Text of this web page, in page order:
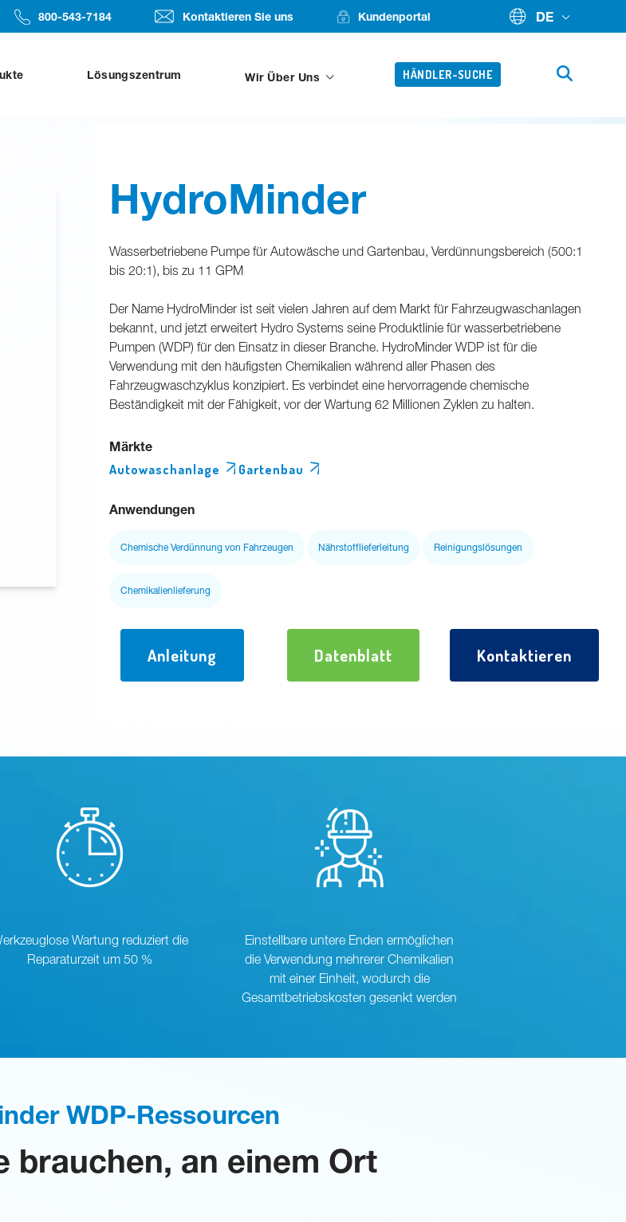
​​​​800-543-7184 Kontaktieren Sie uns Kundenportal DE
Lösungszentrum Wir Über Uns HÄNDLER-SUCHE
HydroMinder
Wasserbetriebene Pumpe für Autowäsche und Gartenbau, Verdünnungsbereich (500:1
bis 20:1), bis zu 11 GPM
Der Name HydroMinder ist seit vielen Jahren auf dem Markt für Fahrzeugwaschanlagen
bekannt, und jetzt erweitert Hydro Systems seine Produktlinie für wasserbetriebene
Pumpen (WDP) für den Einsatz in dieser Branche. HydroMinder WDP ist für die
Verwendung mit den häufigsten Chemikalien während aller Phasen des
Fahrzeugwaschzyklus konzipiert. Es verbindet eine hervorragende chemische
Beständigkeit mit der Fähigkeit, vor der Wartung 62 Millionen Zyklen zu halten.
Märkte
Autowaschanlage Gartenbau
Anwendungen
Chemische Verdünnung von Fahrzeugen Nährstofflieferleitung Reinigungslösungen
Chemikalienlieferung
Anleitung Datenblatt Kontaktieren
Wartung reduziert die
Reparaturzeit um 50 %
Einstellbare untere Enden ermöglichen
die Verwendung mehrerer Chemikalien
mit einer Einheit, wodurch die
Gesamtbetriebskosten gesenkt werden
WDP-Ressourcen
brauchen, an einem Ort